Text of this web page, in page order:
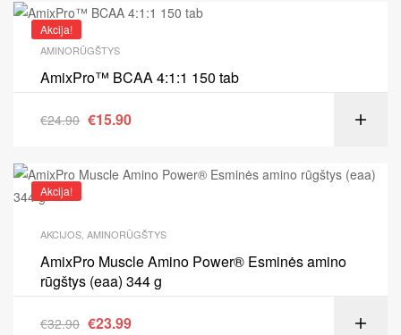
Akcija!
AMINORŪGŠTYS
AmixPro™ BCAA 4:1:1 150 tab
€24.90 €15.90
Akcija!
AKCIJOS, AMINORŪGŠTYS
AmixPro Muscle Amino Power® Esminės amino
rūgštys (eaa) 344 g
€32.90 €23.99